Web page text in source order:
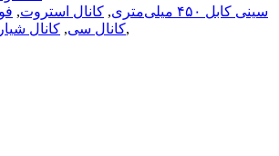
سینی کابل ۴۵۰ میلی‌متری
, کانال استروت,
کانال سی, کانال
,